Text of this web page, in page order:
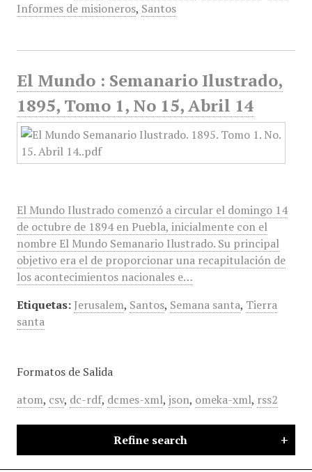
Informes de misioneros, Santos
El Mundo : Semanario Ilustrado,
1895, Tomo 1, No 15, Abril 14
El Mundo Ilustrado comenzó a circular el domingo 14
de octubre de 1894 en Puebla, inicialmente con el
nombre El Mundo Semanario Ilustrado. Su principal
objetivo era el de proporcionar una recapitulación de
los acontecimientos nacionales e…
Etiquetas: Jerusalem, Santos, Semana santa, Tierra
santa
Formatos de Salida
atom, csv, dc-rdf, dcmes-xml, json, omeka-xml, rss2
Refine search